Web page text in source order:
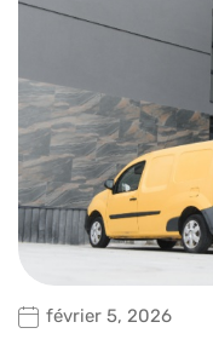
février 5, 2026